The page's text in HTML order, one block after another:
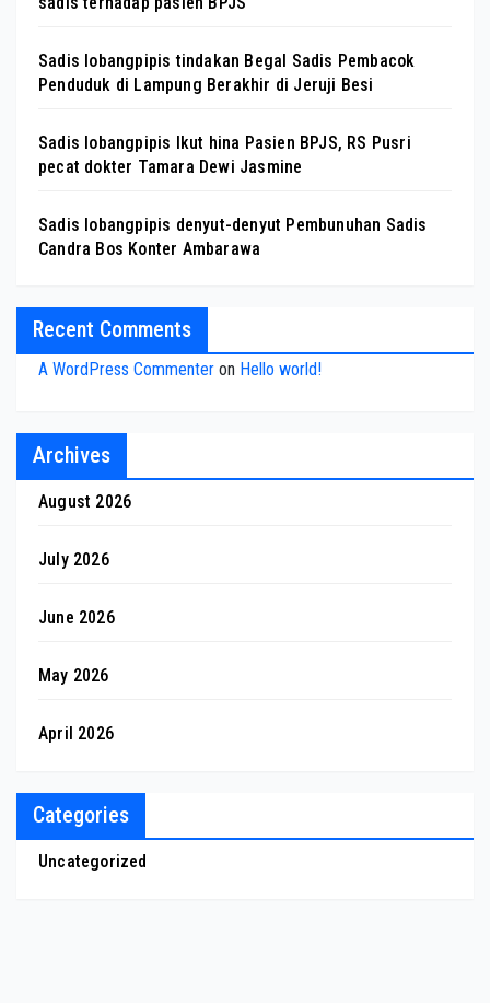
Sadis lobangpipis tindakan Begal Sadis Pembacok
Penduduk di Lampung Berakhir di Jeruji Besi
Sadis lobangpipis Ikut hina Pasien BPJS, RS Pusri
pecat dokter Tamara Dewi Jasmine
Sadis lobangpipis denyut-denyut Pembunuhan Sadis
Candra Bos Konter Ambarawa
Recent Comments
A WordPress Commenter on Hello world!
Archives
August 2026
July 2026
June 2026
May 2026
April 2026
Categories
Uncategorized